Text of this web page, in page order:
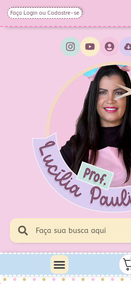
Faça Login ou Cadastre-se